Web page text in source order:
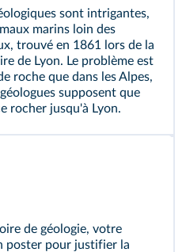
sont intrigantes,
marins loin des
trouvé en 1861 lors de la
de Lyon. Le problème est
roche que dans les Alpes,
supposent que
rocher jusqu'à Lyon.
de géologie, votre
poster pour justifier la